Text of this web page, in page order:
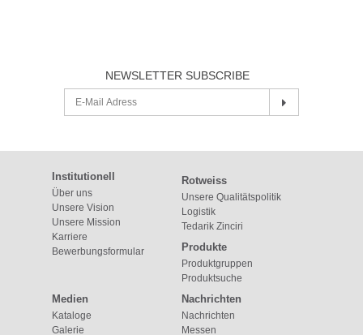
NEWSLETTER SUBSCRIBE
Institutionell
Über uns
Unsere Vision
Unsere Mission
Karriere
Bewerbungsformular
Rotweiss
Unsere Qualitätspolitik
Logistik
Tedarik Zinciri
Produkte
Produktgruppen
Produktsuche
Medien
Kataloge
Galerie
Nachrichten
Nachrichten
Messen